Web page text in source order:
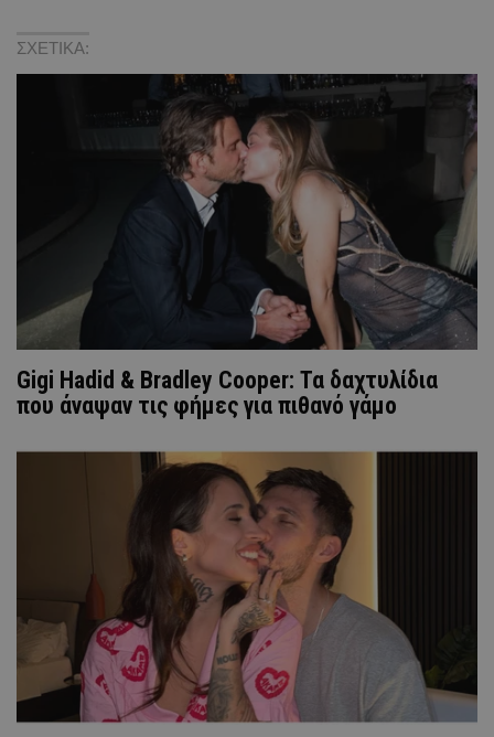
ΣΧΕΤΙΚΑ:
Gigi Hadid & Bradley Cooper: Τα δαχτυλίδια
που άναψαν τις φήμες για πιθανό γάμο